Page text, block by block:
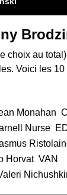
choix au
Voici les
Monahan
Nurse
Horvat VAN